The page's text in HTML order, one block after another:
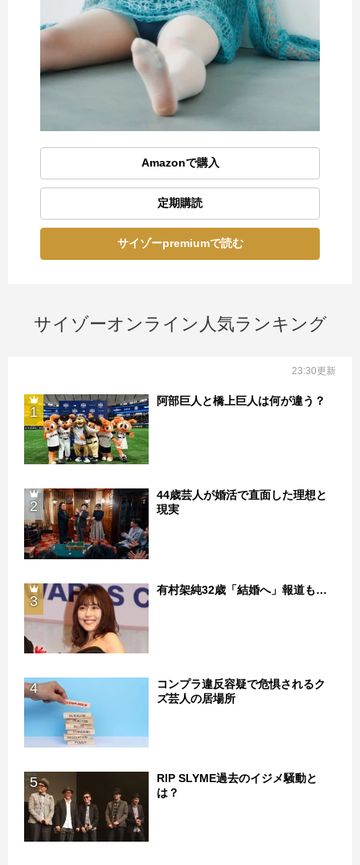
Amazonで購入
定期購読
サイゾーpremiumで読む
サイゾーオンライン人気ランキング
23:30更新
1
阿部巨人と橋上巨人は何が違う？
2
44歳芸人が婚活で直面した理想と
現実
3
有村架純32歳「結婚へ」報道も…
4
コンプラ違反容疑で危惧されるク
ズ芸人の居場所
5
RIP SLYME過去のイジメ騒動と
は？